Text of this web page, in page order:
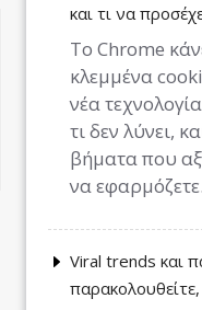
και τι να
Το Chrome
κλεμμένα
νέα
τι δεν λύνει,
βήματα που
να εφαρμόζετε.
Viral trends και